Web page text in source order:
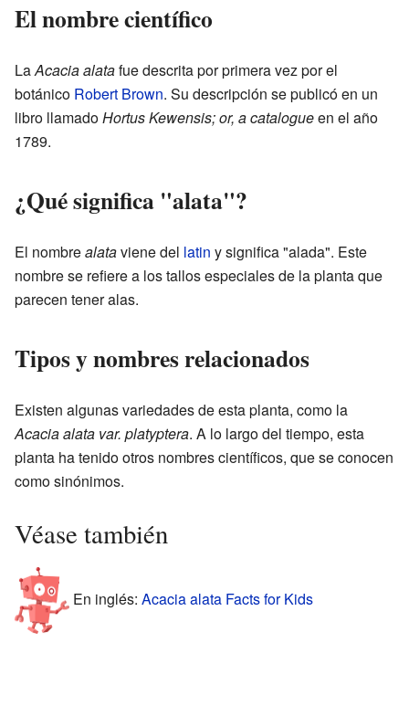
El nombre científico
LaAcacia alatafue descrita por primera vez por el
botánico Robert Brown. Su descripción se publicó en un
libro llamadoHortus Kewensis; or, a catalogueen el año
1789.
¿Qué significa "alata"?
El nombrealataviene del latin y significa "alada". Este
nombre se refiere a los tallos especiales de la planta que
parecen tener alas.
Tipos y nombres relacionados
Existen algunas variedades de esta planta, como la
Acacia alata var. platyptera. A lo largo del tiempo, esta
planta ha tenido otros nombres científicos, que se conocen
como sinónimos.
Véase también
En inglés: Acacia alata Facts for Kids